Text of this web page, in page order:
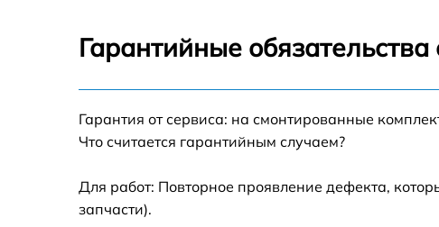
Замена прокладки Polaris FDRS-80V
Замена труб поступления воды Polaris FDRS-
Гарантийные
Гарантия от сервиса: на смонтированные
Что считается гарантийным случаем?
Для работ: Повторное проявление дефекта,
запчасти).